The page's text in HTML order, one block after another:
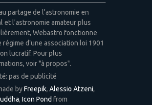
partage de l'astronomie en
et l'astronomie amateur plus
Webastro fonctionne
régime d'une association loi 1901
lucratif. Pour plus
voir "à propos".
pas de publicité
byFreepik, Alessio Atzeni,
, Icon Pond from